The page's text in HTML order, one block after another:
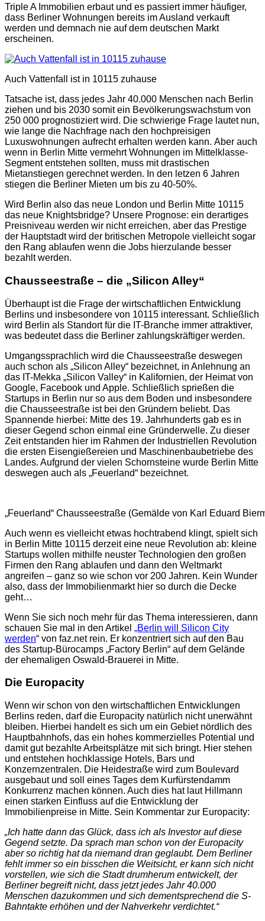
Triple A Immobilien erbaut und es passiert immer häufiger,
dass Berliner Wohnungen bereits im Ausland verkauft
werden und demnach nie auf dem deutschen Markt
erscheinen.
Auch Vattenfall ist in 10115 zuhause
Tatsache ist, dass jedes Jahr 40.000 Menschen nach Berlin
ziehen und bis 2030 somit ein Bevölkerungswachstum von
250 000 prognostiziert wird. Die schwierige Frage lautet nun,
wie lange die Nachfrage nach den hochpreisigen
Luxuswohnungen aufrecht erhalten werden kann. Aber auch
wenn in Berlin Mitte vermehrt Wohnungen im Mittelklasse-
Segment entstehen sollten, muss mit drastischen
Mietanstiegen gerechnet werden. In den letzen 6 Jahren
stiegen die Berliner Mieten um bis zu 40-50%.
Wird Berlin also das neue London und Berlin Mitte 10115
das neue Knightsbridge? Unsere Prognose: ein derartiges
Preisniveau werden wir nicht erreichen, aber das Prestige
der Hauptstadt wird der britischen Metropole vielleicht sogar
den Rang ablaufen wenn die Jobs hierzulande besser
bezahlt werden.
Chausseestraße – die „Silicon Alley“
Überhaupt ist die Frage der wirtschaftlichen Entwicklung
Berlins und insbesondere von 10115 interessant. Schließlich
wird Berlin als Standort für die IT-Branche immer attraktiver,
was bedeutet dass die Berliner zahlungskräftiger werden.
Umgangssprachlich wird die Chausseestraße deswegen
auch schon als „Silicon Alley“ bezeichnet, in Anlehnung an
das IT-Mekka „Silicon Valley“ in Kalifornien, der Heimat von
Google, Facebook und Apple. Schließlich sprießen die
Startups in Berlin nur so aus dem Boden und insbesondere
die Chausseestraße ist bei den Gründern beliebt. Das
Spannende hierbei: Mitte des 19. Jahrhunderts gab es in
dieser Gegend schon einmal eine Gründerwelle. Zu dieser
Zeit entstanden hier im Rahmen der Industriellen Revolution
die ersten Eisengießereien und Maschinenbaubetriebe des
Landes. Aufgrund der vielen Schornsteine wurde Berlin Mitte
deswegen auch als „Feuerland“ bezeichnet.
„Feuerland“ Chausseestraße (Gemälde von Karl Eduard
Auch wenn es vielleicht etwas hochtrabend klingt, spielt sich
in Berlin Mitte 10115 derzeit eine neue Revolution ab: kleine
Startups wollen mithilfe neuster Technologien den großen
Firmen den Rang ablaufen und dann den Weltmarkt
angreifen – ganz so wie schon vor 200 Jahren. Kein Wunder
also, dass der Immobilienmarkt hier so durch die Decke
geht…
Wenn Sie sich noch mehr für das Thema interessieren, dann
schauen Sie mal in den Artikel „Berlin will Silicon City
werden“ von faz.net rein. Er konzentriert sich auf den Bau
des Startup-Bürocamps „Factory Berlin“ auf dem Gelände
der ehemaligen Oswald-Brauerei in Mitte.
Die Europacity
Wenn wir schon von den wirtschaftlichen Entwicklungen
Berlins reden, darf die Europacity natürlich nicht unerwähnt
bleiben. Hierbei handelt es sich um ein Gebiet nördlich des
Hauptbahnhofs, das ein hohes kommerzielles Potential und
damit gut bezahlte Arbeitsplätze mit sich bringt. Hier stehen
und entstehen hochklassige Hotels, Bars und
Konzernzentralen. Die Heidestraße wird zum Boulevard
ausgebaut und soll eines Tages dem Kurfürstendamm
Konkurrenz machen können. Auch dies hat laut Hillmann
einen starken Einfluss auf die Entwicklung der
Immobilienpreise in Mitte. Sein Kommentar zur Europacity:
„Ich hatte dann das Glück, dass ich als Investor auf diese
Gegend setzte. Da sprach man schon von der Europacity
aber so richtig hat da niemand dran geglaubt. Dem Berliner
fehlt immer so ein bisschen die Weitsicht, er kann sich nicht
vorstellen, wie sich die Stadt drumherum entwickelt, der
Berliner begreift nicht, dass jetzt jedes Jahr 40.000
Menschen dazukommen und sich dementsprechend die S-
Bahntakte erhöhen und der Nahverkehr verdichtet.“